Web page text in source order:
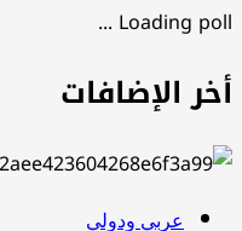
Loading poll
الإضافات
عربي ودولي